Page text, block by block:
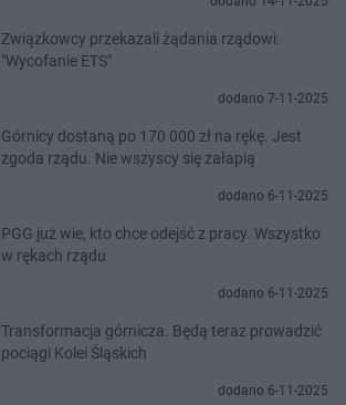
Związkowcy przekazali żądania rządowi.
"Wycofanie ETS"
dodano 7-11-2025
Górnicy dostaną po 170 000 zł na rękę. Jest
zgoda rządu. Nie wszyscy się załapią
dodano 6-11-2025
PGG już wie, kto chce odejść z pracy. Wszystko
w rękach rządu
dodano 6-11-2025
Transformacja górnicza. Będą teraz prowadzić
pociągi Kolei Śląskich
dodano 6-11-2025